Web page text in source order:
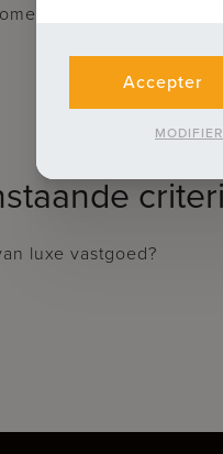
luxe vastgoed?
Accepter